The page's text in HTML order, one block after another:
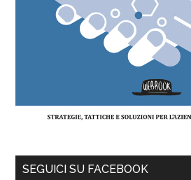
SEGUICI SU FACEBOOK